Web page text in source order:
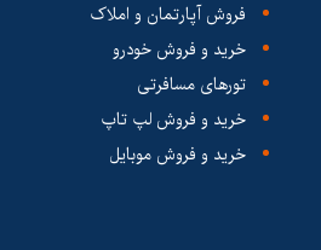
فروش آپارتمان و املاک
خرید و فروش خودرو
تورهای مسافرتی
خرید و فروش لپ تاپ
خرید و فروش موبایل